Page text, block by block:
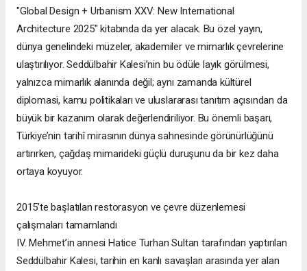
"Global Design + Urbanism XXV: New International
Architecture 2025" kitabında da yer alacak. Bu özel yayın,
dünya genelindeki müzeler, akademiler ve mimarlık çevrelerine
ulaştırılıyor. Seddülbahir Kalesi’nin bu ödüle layık görülmesi,
yalnızca mimarlık alanında değil; aynı zamanda kültürel
diplomasi, kamu politikaları ve uluslararası tanıtım açısından da
büyük bir kazanım olarak değerlendiriliyor. Bu önemli başarı,
Türkiye’nin tarihî mirasının dünya sahnesinde görünürlüğünü
artırırken, çağdaş mimarideki güçlü duruşunu da bir kez daha
ortaya koyuyor.
2015’te başlatılan restorasyon ve çevre düzenlemesi
çalışmaları tamamlandı
IV. Mehmet’in annesi Hatice Turhan Sultan tarafından yaptırılan
Seddülbahir Kalesi, tarihin en kanlı savaşları arasında yer alan